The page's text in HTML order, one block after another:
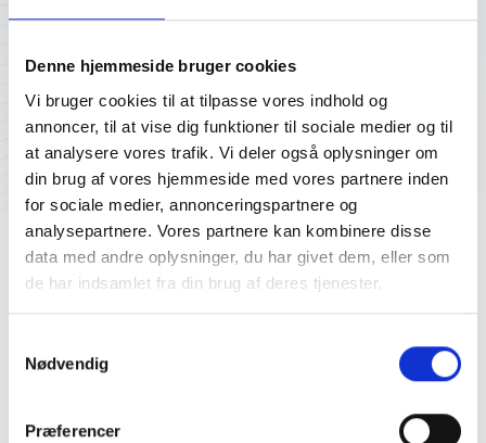
Denne hjemmeside bruger cookies
Vi bruger cookies til at tilpasse vores indhold og
annoncer, til at vise dig funktioner til sociale medier og til
at analysere vores trafik. Vi deler også oplysninger om
din brug af vores hjemmeside med vores partnere inden
for sociale medier, annonceringspartnere og
analysepartnere. Vores partnere kan kombinere disse
data med andre oplysninger, du har givet dem, eller som
de har indsamlet fra din brug af deres tjenester.
Nødvendig
Præferencer
Bestyrelsesmedlem
Medarbejderrepræsentant
Michael Bjerre Drost